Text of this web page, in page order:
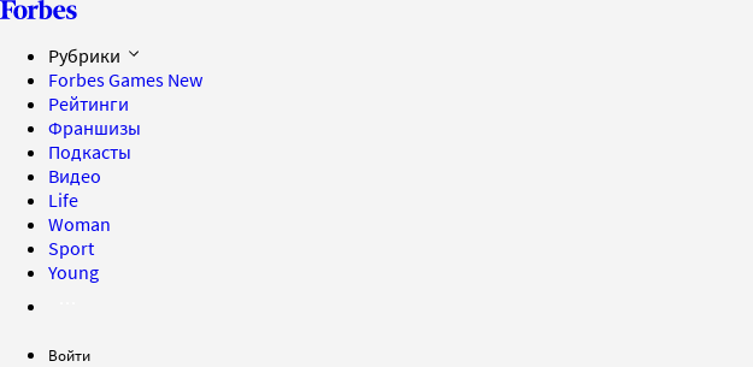
Рубрики
Forbes Games New
Рейтинги
Франшизы
Подкасты
Видео
Life
Woman
Sport
Young
Войти